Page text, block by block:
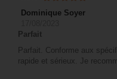
Dominique Soyer
Parfait
Parfait. Conforme aux
rapide et sérieux. Je